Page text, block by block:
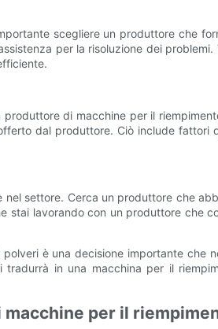
scegliere un produttore che
per la risoluzione dei
di macchine per il
dal produttore. Ciò include
settore. Cerca un produttore che
lavorando con un produttore che
è una decisione importante che
in una macchina per il
per il